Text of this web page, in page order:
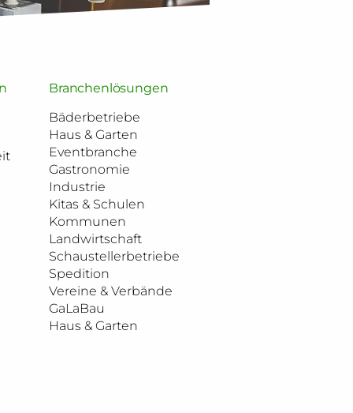
Branchenlösungen
Bäderbetriebe
Haus & Garten
Eventbranche
Gastronomie
Industrie
Kitas & Schulen
Kommunen
Landwirtschaft
Schaustellerbetriebe
Spedition
Vereine & Verbände
GaLaBau
Haus & Garten